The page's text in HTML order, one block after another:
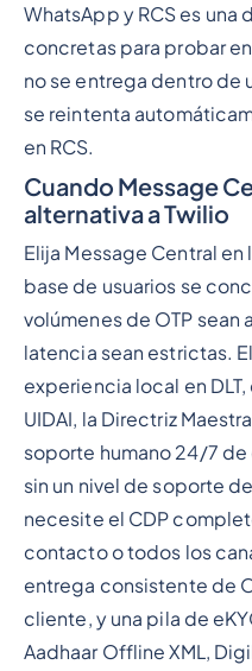
WhatsApp y RCS es una
concretas para probar
no se entrega dentro de
se reintenta
en RCS.
Cuando Message
alternativa a Twilio
Elija Message Central
base de usuarios se
volúmenes de OTP
latencia sean estrictas.
experiencia local en
UIDAI, la Directriz
soporte humano 24/7
sin un nivel de soporte
necesite el CDP
contacto o todos los
entrega consistente de
cliente, y una pila de
Aadhaar Offline XML,